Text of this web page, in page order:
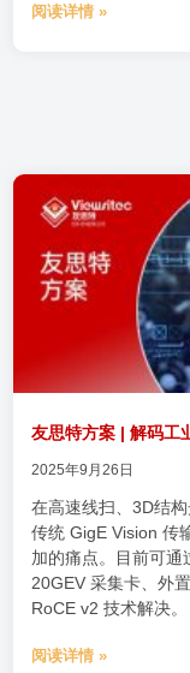
阅读详情 »
友思特方案 | 解码工
2025年9月26日
在高速线扫、3D结
传统 GigE Vision 传
加的痛点。目前可通
20GEV 采集卡、外
RoCE v2 技术解决。
阅读详情 »